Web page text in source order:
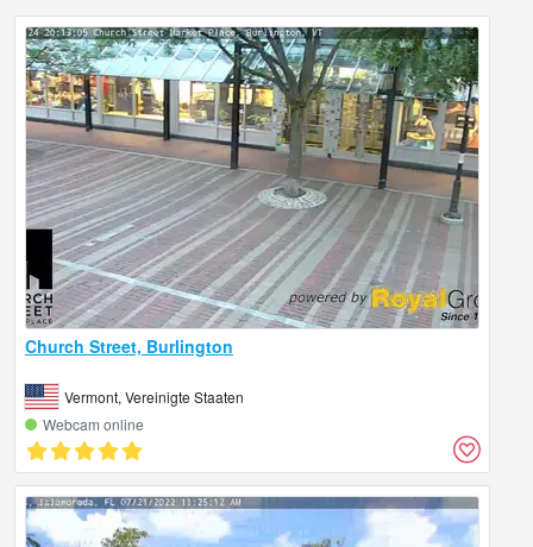
Church Street, Burlington
Vermont, Vereinigte Staaten
Webcam online